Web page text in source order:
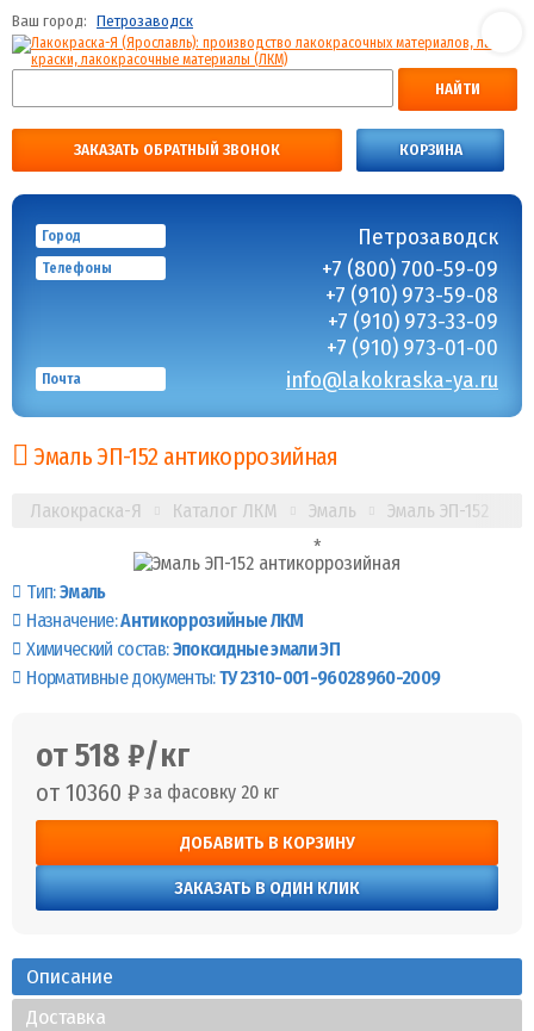
Ваш город: Петрозаводск
НАЙТИ
ЗАКАЗАТЬ ОБРАТНЫЙ ЗВОНОК КОРЗИНА
Город Петрозаводск
Телефоны
+7 (800) 700-59-09
+7 (910) 973-59-08
+7 (910) 973-33-09
+7 (910) 973-01-00
Почта info@lakokraska-ya.ru
Эмаль ЭП-152 антикоррозийная
Лакокраска-Я Каталог ЛКМ Эмаль Эмаль ЭП-152
Тип:Эмаль
Назначение:Антикоррозийные ЛКМ
Химический состав:Эпоксидные эмали ЭП
Нормативные документы:ТУ 2310-001-96028960-2009
от 518 ₽/кг
от 10360 ₽ за фасовку 20 кг
ДОБАВИТЬ В КОРЗИНУ
ЗАКАЗАТЬ В ОДИН КЛИК
Описание
Доставка